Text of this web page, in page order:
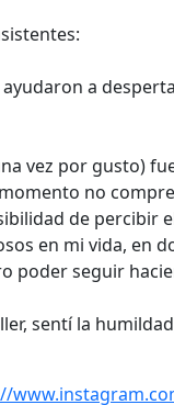
a
vez por gusto)
no
de percibir
en mi vida, en
poder seguir
sentí la